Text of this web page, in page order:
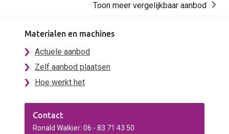
Toon meer vergelijkbaar aanbod
Materialen en machines
Actuele aanbod
Zelf aanbod plaatsen
Hoe werkt het
Contact
Ronald Walkier: 06 - 83 71 43 50